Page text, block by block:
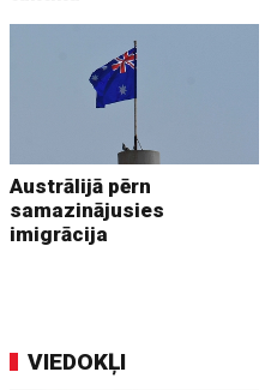
Austrālijā pērn
samazinājusies
imigrācija
VIEDOKĻI